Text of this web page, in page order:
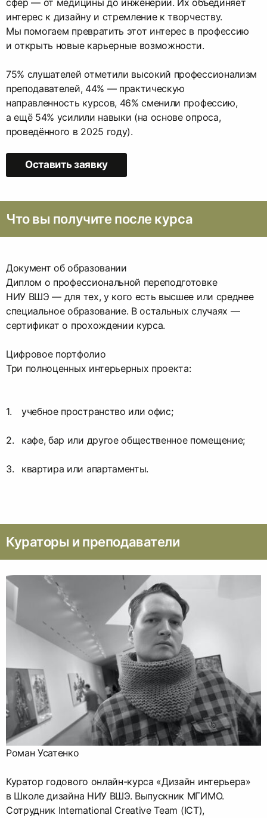
интерес к дизайну и стремление к творчеству.
Мы помогаем превратить этот интерес в профессию
и открыть новые карьерные возможности.
75% слушателей отметили высокий профессионализм
преподавателей, 44% — практическую
направленность курсов, 46% сменили профессию,
а ещё 54% усилили навыки (на основе опроса,
проведённого в 2025 году).
Оставить заявку
Что вы получите после курса
Документ об образовании
Диплом о профессиональной переподготовке
НИУ ВШЭ — для тех, у кого есть высшее или среднее
специальное образование. В остальных случаях —
сертификат о прохождении курса.
Цифровое портфолио
Три полноценных интерьерных проекта:
учебное пространство или офис;
кафе, бар или другое общественное помещение;
квартира или апартаменты.
Кураторы и преподаватели
Роман Усатенко
Куратор годового онлайн-курса «Дизайн интерьера»
в Школе дизайна НИУ ВШЭ. Выпускник МГИМО.
Сотрудник International Creative Team (ICT),